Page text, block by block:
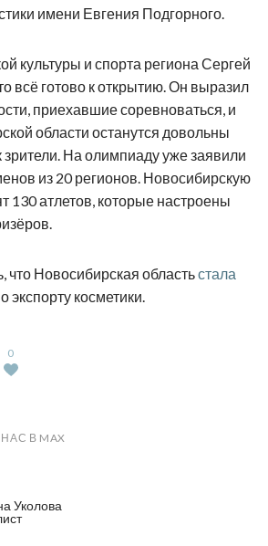
имени Евгения Подгорного.
культуры и спорта региона Сергей
всё готово к открытию. Он выразил
приехавшие соревноваться, и
области останутся довольны
зрители. На олимпиаду уже заявили
из 20 регионов. Новосибирскую
130 атлетов, которые настроены
что Новосибирская областьстала
косметики.
0
В MAX
Уколова